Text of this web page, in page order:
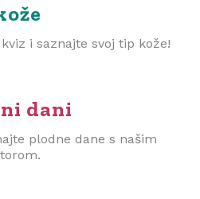
kviz i saznajte svoj tip kože!
dani
plodne dane s našim